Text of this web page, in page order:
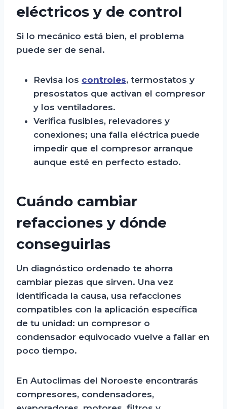
eléctricos y de control
Si lo mecánico está bien, el problema
puede ser de señal.
Revisa los controles, termostatos y
presostatos que activan el compresor
y los ventiladores.
Verifica fusibles, relevadores y
conexiones; una falla eléctrica puede
impedir que el compresor arranque
aunque esté en perfecto estado.
Cuándo cambiar
refacciones y dónde
conseguirlas
Un diagnóstico ordenado te ahorra
cambiar piezas que sirven. Una vez
identificada la causa, usa refacciones
compatibles con la aplicación específica
de tu unidad: un compresor o
condensador equivocado vuelve a fallar en
poco tiempo.
En Autoclimas del Noroeste encontrarás
compresores, condensadores,